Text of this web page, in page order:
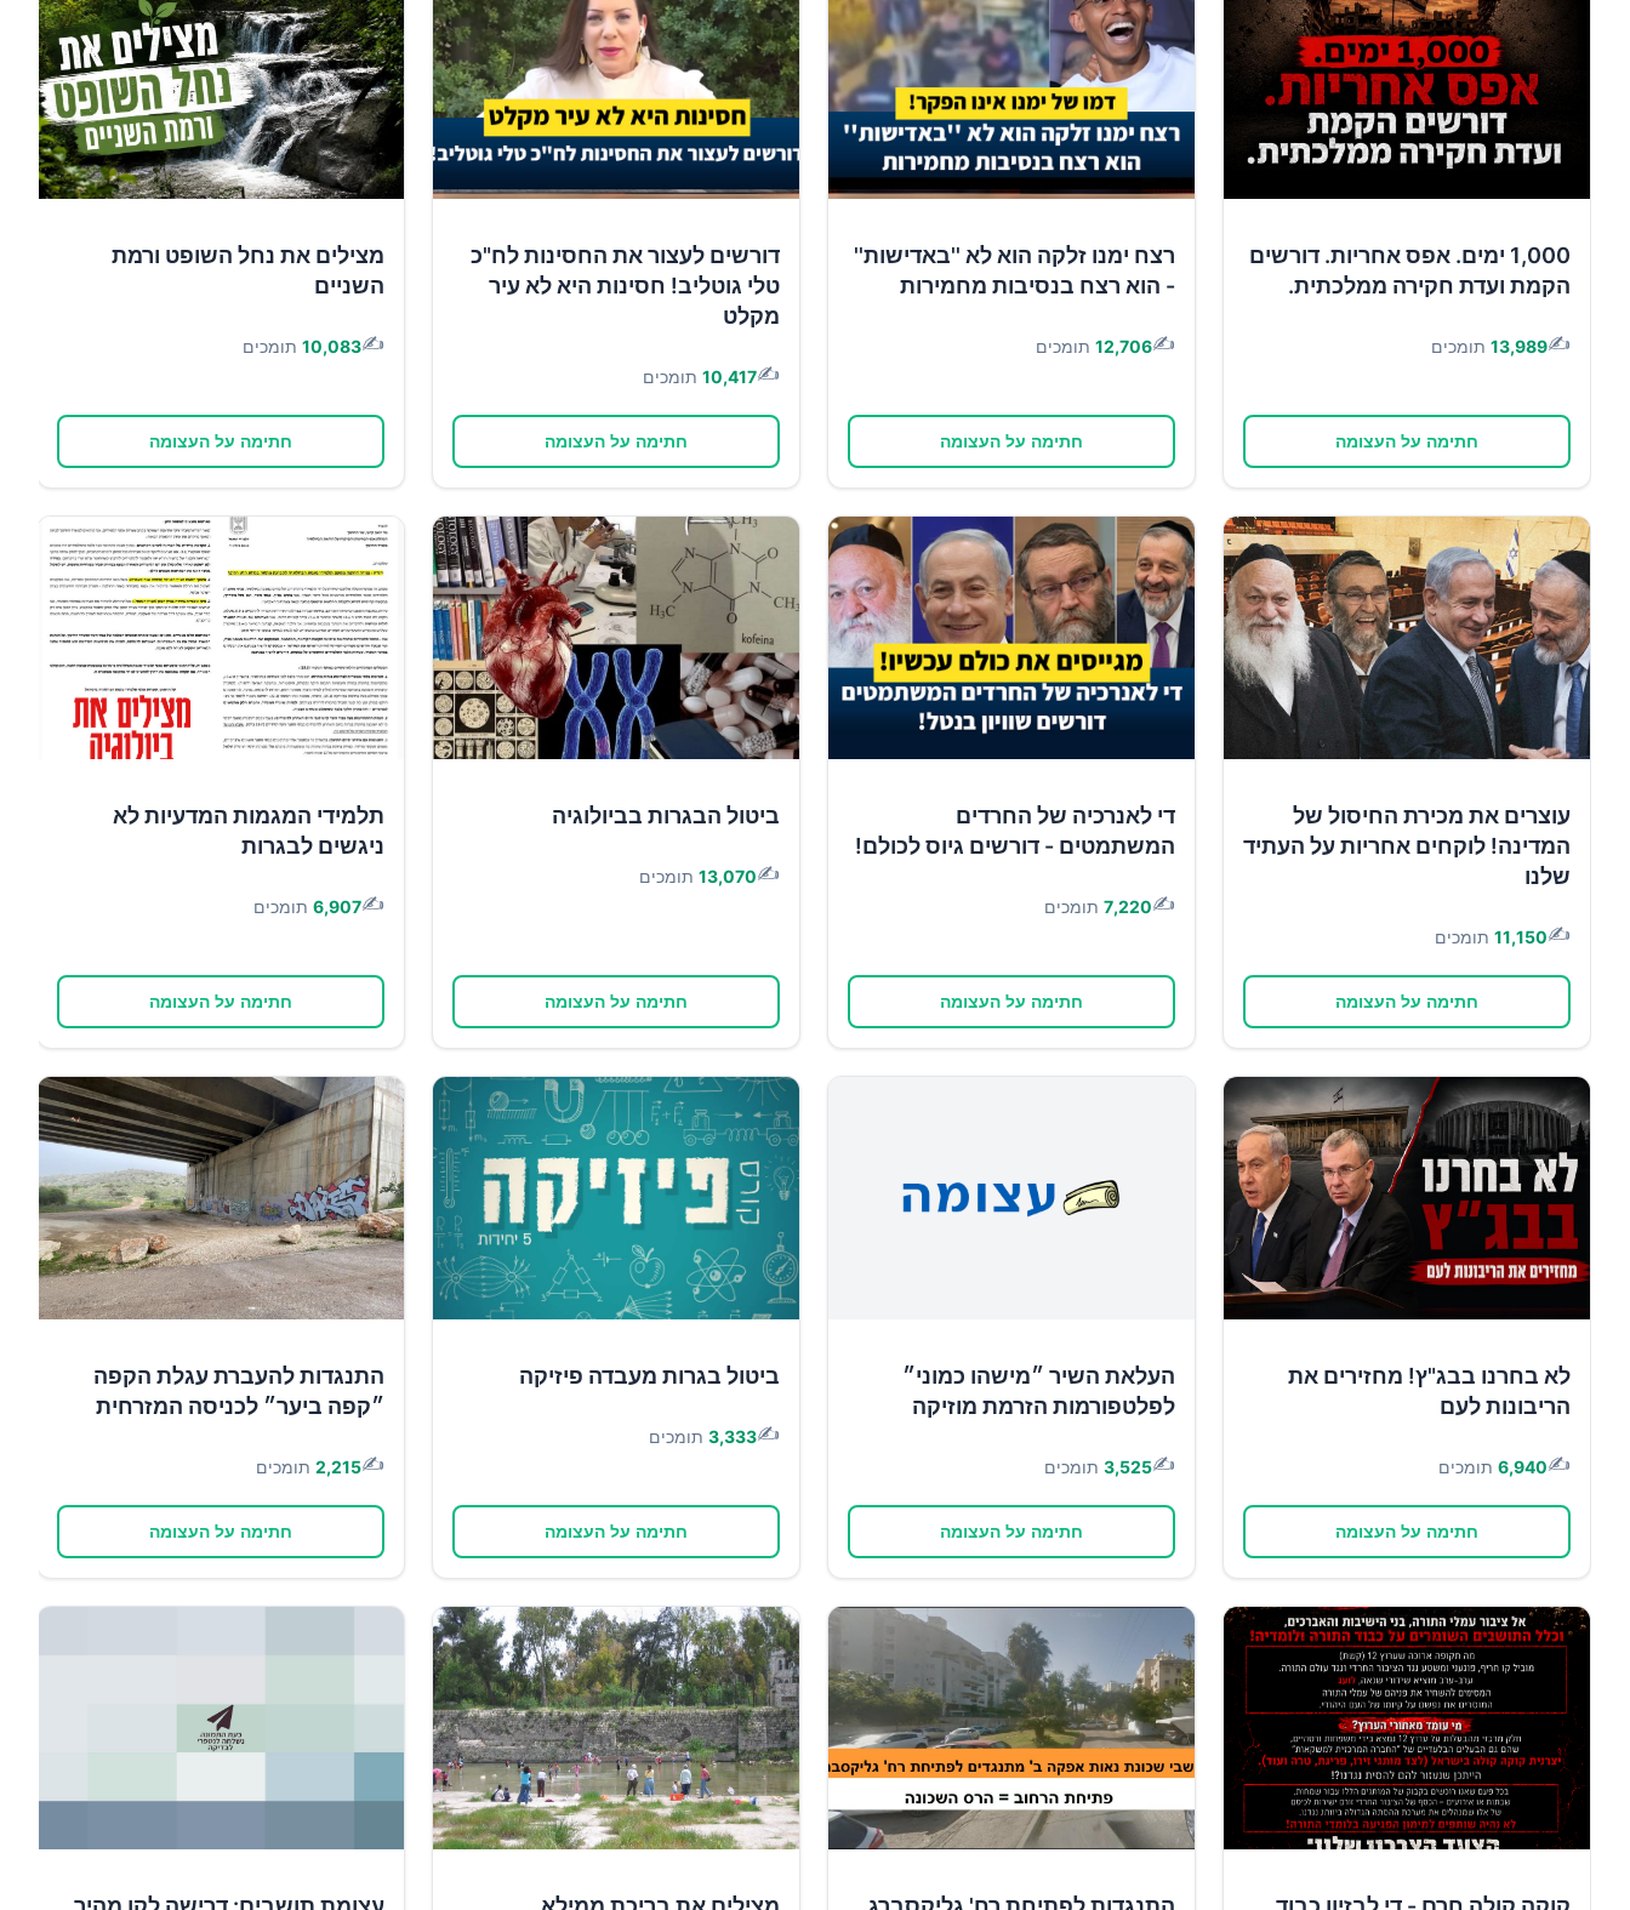
1,000 ימים. אפס אחריות. דורשים
הקמת ועדת חקירה ממלכתית.
✍️
13,989 תומכים
חתימה על העצומה
רצח ימנו זלקה הוא לא ''באדישות''
- הוא רצח בנסיבות מחמירות
✍️
12,706 תומכים
חתימה על העצומה
דורשים לעצור את החסינות לח"כ
טלי גוטליב! חסינות היא לא עיר
מקלט
✍️
10,417 תומכים
חתימה על העצומה
מצילים את נחל השופט ורמת
השניים
✍️
10,083 תומכים
חתימה על העצומה
עוצרים את מכירת החיסול של
המדינה! לוקחים אחריות על העתיד
שלנו
✍️
11,150 תומכים
חתימה על העצומה
די לאנרכיה של החרדים
המשתמטים - דורשים גיוס לכולם!
✍️
7,220 תומכים
חתימה על העצומה
ביטול הבגרות בביולוגיה
✍️
13,070 תומכים
חתימה על העצומה
תלמידי המגמות המדעיות לא
ניגשים לבגרות
✍️
6,907 תומכים
חתימה על העצומה
לא בחרנו בבג"ץ! מחזירים את
הריבונות לעם
✍️
6,940 תומכים
חתימה על העצומה
העלאת השיר ״מישהו כמוני״
לפלטפורמות הזרמת מוזיקה
✍️
3,525 תומכים
חתימה על העצומה
ביטול בגרות מעבדה פיזיקה
✍️
3,333 תומכים
חתימה על העצומה
התנגדות להעברת עגלת הקפה
״קפה ביער״ לכניסה המזרחית
✍️
2,215 תומכים
חתימה על העצומה